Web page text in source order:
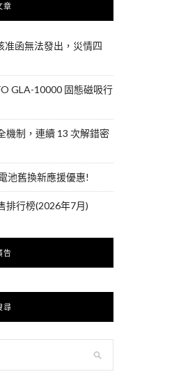
章
准函無法發出，災情四
GLA-10000 固態磁吸行
機制，連續 13 次解錯密
池舊換新應援優惠!
排行榜(2026年7月)
告
尋